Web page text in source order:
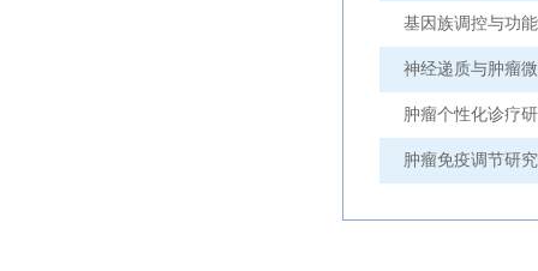
基因族调控与功
神经递质与肿瘤
肿瘤个性化诊疗
肿瘤免疫调节研